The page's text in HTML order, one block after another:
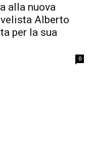
alla nuova
Alberto
per la sua
0